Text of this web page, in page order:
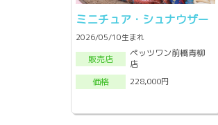
ミニチュア・シュナウザー
2026/05/10生まれ
販売店
ペッツワン前橋青柳
店
価格
228,000円